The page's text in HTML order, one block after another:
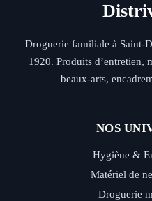
Droguerie familiale à Saint-
1920. Produits d’entretien,
beaux-arts,
NOS
Hygiène &
Matériel de
Droguerie